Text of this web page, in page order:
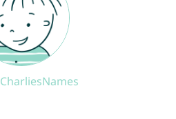
CharliesNames